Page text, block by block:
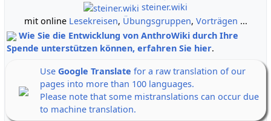
steiner.wiki
mit online Lesekreisen, Übungsgruppen, Vorträgen ...
Wie Sie die Entwicklung von AnthroWiki durch Ihre
Spende unterstützen können, erfahren Sie hier.
Use Google Translate for a raw translation of our
pages into more than 100 languages.
Please note that some mistranslations can occur due
to machine translation.